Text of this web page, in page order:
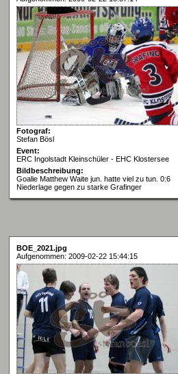
Fotograf:
Stefan Bösl
Event:
ERC Ingolstadt Kleinschüler - EHC Klostersee
Bildbeschreibung:
Goalie Matthew Waite jun. hatte viel zu tun. 0:6
Niederlage gegen zu starke Grafinger
BOE_2021.jpg
Aufgenommen: 2009-02-22 15:44:15